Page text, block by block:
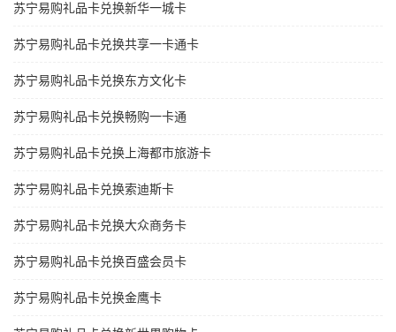
苏宁易购礼品卡兑换新华一城卡
苏宁易购礼品卡兑换共享一卡通卡
苏宁易购礼品卡兑换东方文化卡
苏宁易购礼品卡兑换畅购一卡通
苏宁易购礼品卡兑换上海都市旅游卡
苏宁易购礼品卡兑换索迪斯卡
苏宁易购礼品卡兑换大众商务卡
苏宁易购礼品卡兑换百盛会员卡
苏宁易购礼品卡兑换金鹰卡